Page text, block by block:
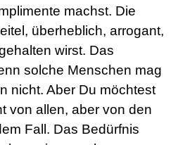
machst. Die
überheblich, arrogant,
wirst. Das
solche Menschen mag
nicht. Aber Du möchtest
von allen, aber von den
Fall. Das Bedürfnis